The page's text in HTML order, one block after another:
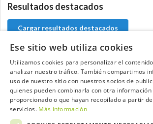
Resultados destacados
Cargar resultados destacados
Contacta con el equipo de
Opina
Ese sitio web utiliza cookies
Utilizamos cookies para personalizar el
analizar nuestro tráfico. También compartimos
uso de nuestro sitio con nuestros socios de
quienes pueden combinarla con otra información
proporcionado o que hayan recopilado a partir
servicios. Más información